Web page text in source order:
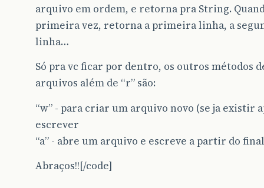
arquivo em ordem, e retorna pra String.
primeira vez, retorna a primeira linha, a
linha…
Só pra vc ficar por dentro, os outros métodos
arquivos além de “r” são:
“w” - para criar um arquivo novo (se ja existir
escrever
“a” - abre um arquivo e escreve a partir do
Abraços!![/code]